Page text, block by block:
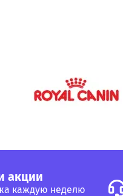
акции
каждую неделю